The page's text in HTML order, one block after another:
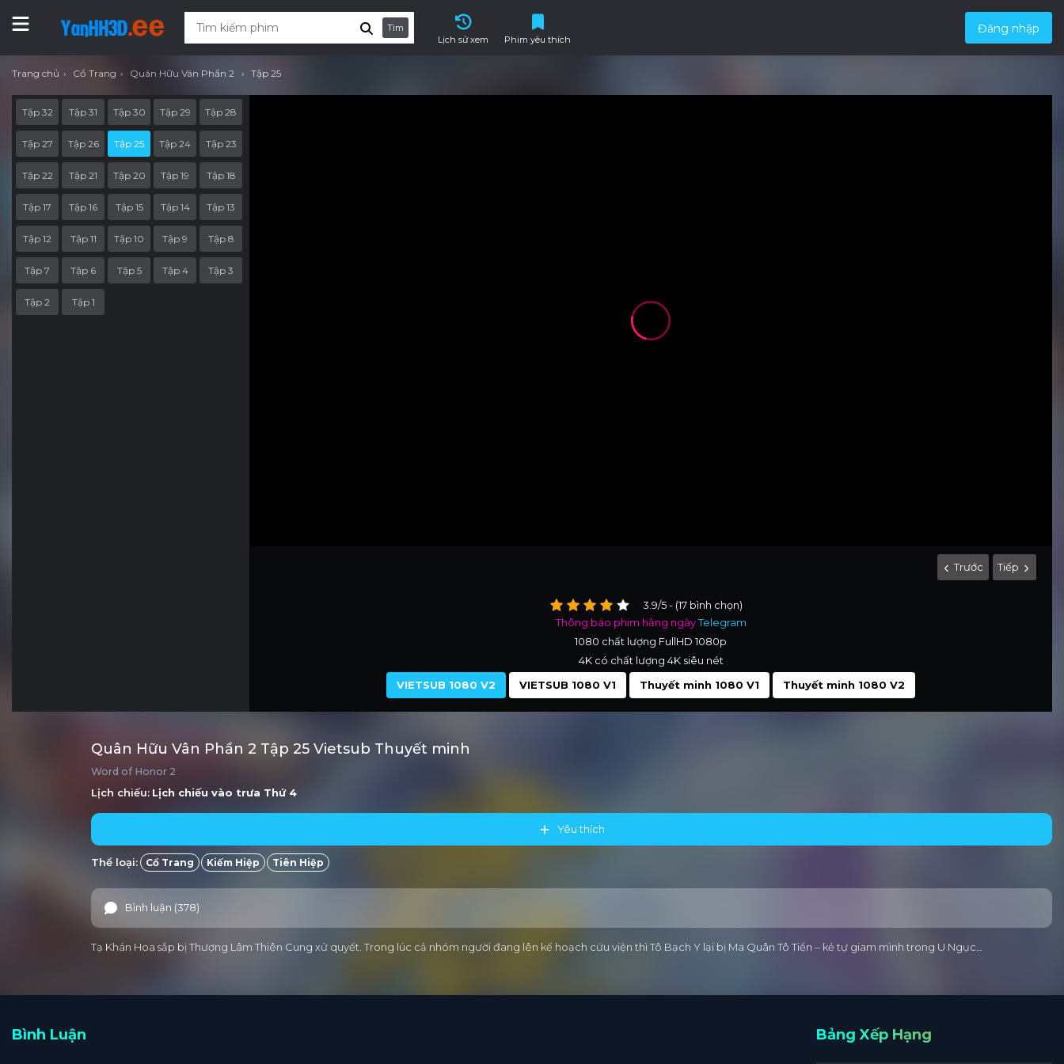
Tìm
Lịch sử xem
Phim yêu thích
Đăng nhập
Trang chủ Cổ Trang Quân Hữu Vân Phần 2 Tập 25
Trước Tiếp
3.9/5 - (17 bình chọn)
Thông báo phim hằng ngàyTelegram
1080 chất lượng FullHD 1080p
4K có chất lượng 4K siêu nét
VIETSUB 1080 V2
VIETSUB 1080 V1 Thuyết minh 1080 V1 Thuyết minh 1080 V2
Tập 32 Tập 31 Tập 30 Tập 29 Tập 28
Tập 27 Tập 26 Tập 25 Tập 24 Tập 23
Tập 22 Tập 21 Tập 20 Tập 19 Tập 18
Tập 17 Tập 16 Tập 15 Tập 14 Tập 13
Tập 12 Tập 11 Tập 10 Tập 9 Tập 8
Tập 7 Tập 6 Tập 5 Tập 4 Tập 3
Tập 2 Tập 1
Quân Hữu Vân Phần 2 Tập 25 Vietsub Thuyết minh
Word of Honor 2
Lịch chiếu: Lịch chiếu vào trưa Thứ 4
Yêu thích
Thể loại: Cổ Trang Kiếm Hiệp Tiên Hiệp
Bình luận (378)
Tạ Khán Hoa sắp bị Thượng Lâm Thiên Cung xử quyết. Trong lúc cả nhóm người đang lên kế hoạch cứu viện thì Tô Bạch Y lại bị Ma Quân Tô Tiển – kẻ tự giam mình trong U Ngục…
Bình Luận Bảng Xếp Hạng